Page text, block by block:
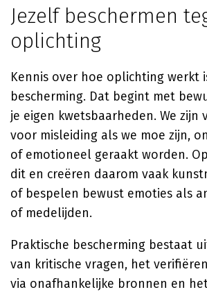
Jezelf beschermen
oplichting
Kennis over hoe oplichting werkt
bescherming. Dat begint met
je eigen kwetsbaarheden. We
voor misleiding als we moe zijn,
of emotioneel geraakt worden.
dit en creëren daarom vaak
of bespelen bewust emoties als
of medelijden.
Praktische bescherming bestaat
van kritische vragen, het
via onafhankelijke bronnen en